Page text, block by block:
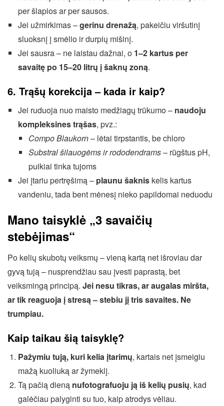
per šlapios ar per sausos.
Jei užmirkimas –gerinu drenažą, pakeičiu viršutinį
sluoksnį į smėlio ir durpių mišinį.
Jei sausra – ne laistau dažnai, o 1–2 kartus per
savaitę po 15–20 litrų į šaknų zoną.
6. Trąšų korekcija – kada ir kaip?
Jei ruduoja nuo maisto medžiagų trūkumo – naudoju
kompleksines trąšas, pvz.:
Compo Blaukorn– lėtai tirpstantis, be chloro
Substral šilauogėms ir rododendrams– rūgštus pH,
puikiai tinka tujoms
Jei įtariu pertręšimą – plaunu šakniskelis kartus
vandeniu, tada bent mėnesį nieko papildomai neduodu
Mano taisyklė „3 savaičių
stebėjimas“
Po kelių skubotų veiksmų – vieną kartą net išroviau dar
gyvą tują – nusprendžiau sau įvesti paprastą, bet
veiksmingą principą. Jei nesu tikras, ar augalas miršta,
ar tik reaguoja į stresą – stebiu jį tris savaites. Ne
trumpiau.
Kaip taikau šią taisyklę?
Pažymiu tują, kuri kelia įtarimų, kartais net įsmeigiu
mažą kuoliuką ar žymeklį.
Tą pačią dieną nufotografuoju ją iš kelių pusių, kad
galėčiau palyginti su tuo, kaip atrodys vėliau.